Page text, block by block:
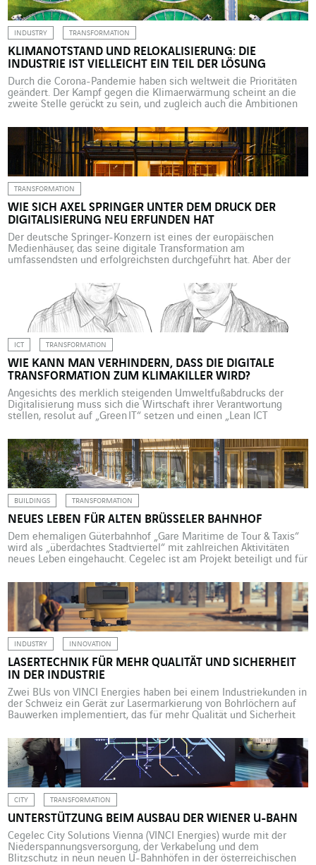
INDUSTRY TRANSFORMATION
KLIMANOTSTAND UND RELOKALISIERUNG: DIE
INDUSTRIE IST VIELLEICHT EIN TEIL DER LÖSUNG
Durch die Corona-Pandemie haben sich weltweit die Prioritäten
geändert. Der Kampf gegen die Klimaerwärmung scheint an die
zweite Stelle gerückt zu sein, und zugleich auch die Ambitionen
Treibhausgasemissionen (THG) bis 2030 um 55% zu senken, um
bis 2050 die von ihr angepeilte Klimaneutralität zu […]
TRANSFORMATION
WIE SICH AXEL SPRINGER UNTER DEM DRUCK DER
DIGITALISIERUNG NEU ERFUNDEN HAT
Der deutsche Springer-Konzern ist eines der europäischen
Medienhäuser, das seine digitale Transformation am
umfassendsten und erfolgreichsten durchgeführt hat. Aber der
Medienbranche und insbesondere die Printmedien sind von der
Digitalisierung in ihren Grundfesten erschüttert worden. Alle
Zeitungsverlage haben mehr oder weniger erfolgreich versucht,
ihr althergebrachtes, auf Printmedien gründendes
Geschäftsmodell […]
ICT TRANSFORMATION
WIE KANN MAN VERHINDERN, DASS DIE DIGITALE
TRANSFORMATION ZUM KLIMAKILLER WIRD?
Angesichts des merklich steigenden Umweltfußabdrucks der
Digitalisierung muss sich die Wirtschaft ihrer Verantwortung
stellen, resolut auf „Green IT“ setzen und einen „Lean ICT
Managing Director von Virtus Management und seit 2018
Projektleiter des für energiesparende Informationstechnologien
eintretenden Berichts „Lean ICT – Pour une sobriété numérique“
der Denkfabrik The […]
BUILDINGS TRANSFORMATION
NEUES LEBEN FÜR ALTEN BRÜSSELER BAHNHOF
Dem ehemaligen Güterbahnhof „Gare Maritime de Tour & Taxis“
wird als „überdachtes Stadtviertel“ mit zahlreichen Aktivitäten
neues Leben eingehaucht. Cegelec ist am Projekt beteiligt und für
des 20. Jahrhunderts entstandene Brüsseler Güterbahnhof „Gare
Maritime de Tour & Taxis“ ist aufgrund veränderter
Warenverkehrsströme schon lange verwaist. Doch nun […]
INDUSTRY INNOVATION
LASERTECHNIK FÜR MEHR QUALITÄT UND SICHERHEIT
IN DER INDUSTRIE
Zwei BUs von VINCI Energies haben bei einem Industriekunden in
der Schweiz ein Gerät zur Lasermarkierung von Bohrlöchern auf
Bauwerken implementiert, das für mehr Qualität und Sicherheit
Montage von Kabeltrassen oder elektrischen Geräten noch mit
der Hand ausgemessen werden. Dafür übertrugen die Mitarbeiter
händisch die Maße […]
CITY TRANSFORMATION
UNTERSTÜTZUNG BEIM AUSBAU DER WIENER U-BAHN
Cegelec City Solutions Vienna (VINCI Energies) wurde mit der
Niederspannungsversorgung, der Verkabelung und dem
Blitzschutz in neun neuen U-Bahnhöfen in der österreichischen